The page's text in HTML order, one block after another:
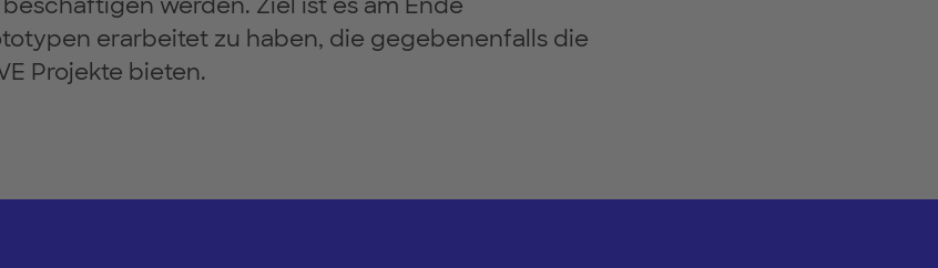
erarbeitet zu haben, die gegebenenfalls die
Projekte bieten.